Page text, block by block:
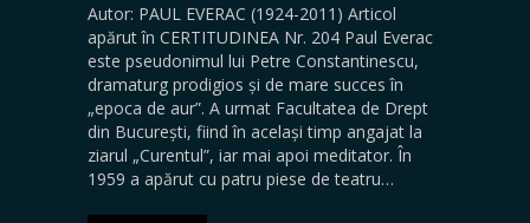
Autor: PAUL EVERAC (1924-2011) Articol
apărut în CERTITUDINEA Nr. 204 Paul Everac
este pseudonimul lui Petre Constantinescu,
dramaturg prodigios și de mare succes în
„epoca de aur”. A urmat Facultatea de Drept
din București, fiind în același timp angajat la
ziarul „Curentul”, iar mai apoi meditator. În
1959 a apărut cu patru piese de teatru…